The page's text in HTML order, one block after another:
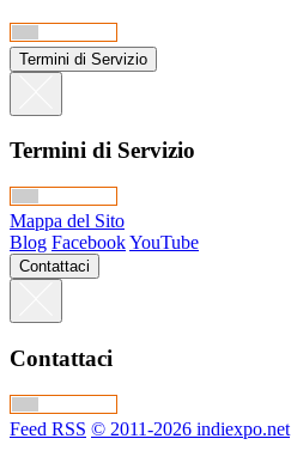
Termini di Servizio
Termini di Servizio
Mappa del Sito
Blog FacebookYouTube
Contattaci
Contattaci
Feed RSS © 2011-2026 indiexpo.net